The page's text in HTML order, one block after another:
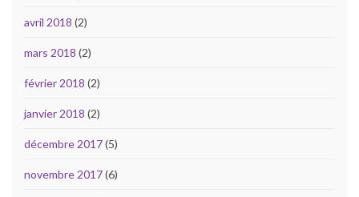
avril 2018 (2)
mars 2018 (2)
février 2018 (2)
janvier 2018 (2)
décembre 2017(5)
novembre 2017(6)